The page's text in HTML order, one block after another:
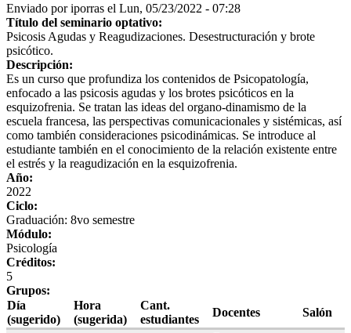
Enviado poriporras el Lun, 05/23/2022 - 07:28
Título del seminario optativo:
Psicosis Agudas y Reagudizaciones. Desestructuración y brote
psicótico.
Descripción:
Es un curso que profundiza los contenidos de Psicopatología,
enfocado a las psicosis agudas y los brotes psicóticos en la
esquizofrenia. Se tratan las ideas del organo-dinamismo de la
escuela francesa, las perspectivas comunicacionales y sistémicas, así
como también consideraciones psicodinámicas. Se introduce al
estudiante también en el conocimiento de la relación existente entre
el estrés y la reagudización en la esquizofrenia.
Año:
2022
Ciclo:
Graduación: 8vo semestre
Módulo:
Psicología
Créditos:
5
Grupos:
Día
(sugerido)
Hora
(sugerida)
Cant.
estudiantes
Docentes Salón